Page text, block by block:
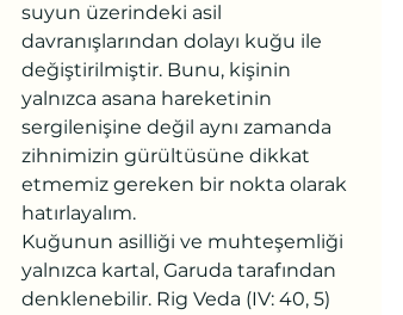
suyun üzerindeki asil
davranışlarından dolayı kuğu ile
değiştirilmiştir. Bunu, kişinin
yalnızca asana hareketinin
sergilenişine değil aynı zamanda
zihnimizin gürültüsüne dikkat
etmemiz gereken bir nokta olarak
hatırlayalım.
Kuğunun asilliği ve muhteşemliği
yalnızca kartal, Garuda tarafından
denklenebilir. Rig Veda (IV: 40, 5)